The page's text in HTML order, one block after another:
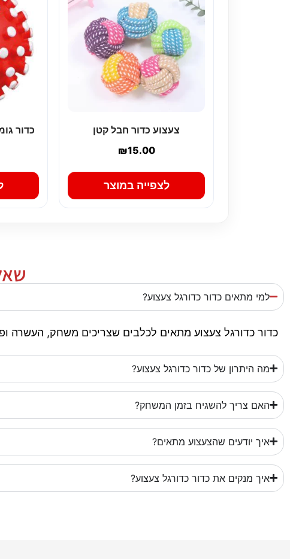
צעצוע כדור חבל קטן
₪15.00
לצפייה במוצר
כדור
למי מתאים כדור כדורגל צעצוע?
כדור כדורגל צעצוע מתאים לכלבים שצריכים משחק, העשרה
מה היתרון של כדור כדורגל צעצוע?
האם צריך להשגיח בזמן המשחק?
איך יודעים שהצעצוע מתאים?
איך מנקים את כדור כדורגל צעצוע?